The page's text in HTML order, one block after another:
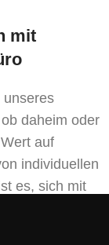
mit
unseres
daheim oder
auf
individuellen
es, sich mit